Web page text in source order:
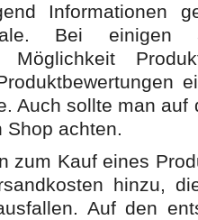
Informationen
Bei
Auch sollte man
Shop achten.
zum Kauf eines
hinzu,
Auf den